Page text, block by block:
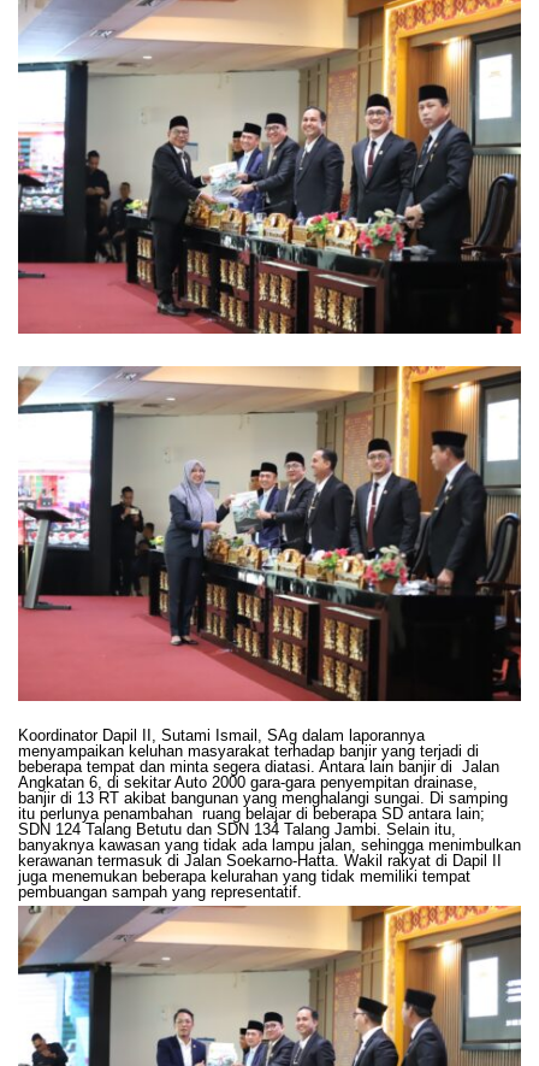
Koordinator Dapil II, Sutami Ismail, SAg dalam laporannya
menyampaikan keluhan masyarakat terhadap banjir yang terjadi di
beberapa tempat dan minta segera diatasi. Antara lain banjir di Jalan
Angkatan 6, di sekitar Auto 2000 gara-gara penyempitan drainase,
banjir di 13 RT akibat bangunan yang menghalangi sungai. Di samping
itu perlunya penambahan ruang belajar di beberapa SD antara lain;
SDN 124 Talang Betutu dan SDN 134 Talang Jambi. Selain itu,
banyaknya kawasan yang tidak ada lampu jalan, sehingga menimbulkan
kerawanan termasuk di Jalan Soekarno-Hatta. Wakil rakyat di Dapil II
juga menemukan beberapa kelurahan yang tidak memiliki tempat
pembuangan sampah yang representatif.